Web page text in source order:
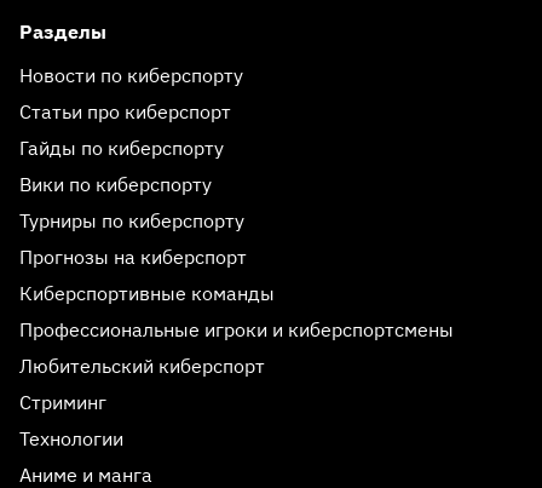
Разделы
Новости по киберспорту
Статьи про киберспорт
Гайды по киберспорту
Вики по киберспорту
Турниры по киберспорту
Прогнозы на киберспорт
Киберспортивные команды
Профессиональные игроки и киберспортсмены
Любительский киберспорт
Стриминг
Технологии
Аниме и манга